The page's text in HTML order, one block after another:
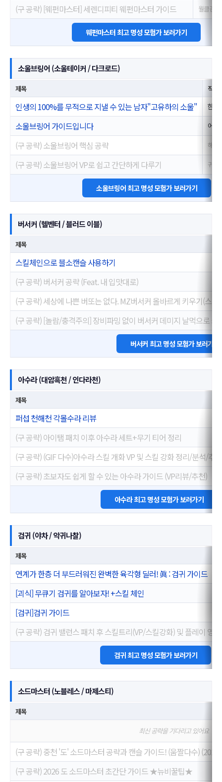
(구 공략) [웨펀마스터] 세렌디피티 웨펀마스터 가이드 월클검신
웨펀마스터 최고 명성 모험가 보러가기
소울브링어 (소울테이커 / 다크로드)
제목 작성
인생의 100%를 무적으로 지낼 수 있는 남자"고유하의 소울" 한리
소울브링어 가이드입니다 어야
(구 공략) 소울브링어 핵심 공략 해방
(구 공략) 소울브링어 VP로 쉽고 간단하게 다루기 귀신
소울브링어 최고 명성 모험가 보러가기
버서커 (헬벤터 / 블러드 이블)
제목
스킬체인으로 블소캔슬 사용하기
(구 공략) 버서커 공략 (Feat. 내 입맛대로)
(구 공략) 세상에 나쁜 버또는 없다. MZ버서커 올바르게 키우기(스킬
(구 공략) [놀람/충격주의] 장비파밍 없이 버서커 데미지 날먹으로 키
버서커 최고 명성 모험가 보러가기
아수라 (대암흑천 / 인다라천)
제목
퍼섭 천해천 각몰수라 리뷰
(구 공략) 아이탬 패치 이후 아수라 세트+무기 티어 정리
(구 공략) (GIF 다수)아수라 스킬 개화 VP 및 스킬 강화 정리/분석/추천
(구 공략) 초보자도 쉽게 할 수 있는 아수라 가이드 (VP리뷰/추천)
아수라 최고 명성 모험가 보러가기
검귀 (야차 / 악귀나찰)
제목
연계가 한층 더 부드러워진 완벽한 육각형 딜러! 眞 : 검귀 가이드
[괴식] 무큐기 검귀를 알아보자! +스킬 체인
[검귀]검귀 가이드
(구 공략) 검귀 밸런스 패치 후 스킬트리(VP/스킬강화) 및 플레이 영상
검귀 최고 명성 모험가 보러가기
소드마스터 (노블레스 / 마제스티)
제목
최신 공략을 기다리고 있어요
(구 공략) 중천 '도' 소드마스터 공략과 캔슬 가이드! (움짤다수)
(구 공략) 2026 도 소드마스터 초간단 가이드 ★뉴비꿀팁★